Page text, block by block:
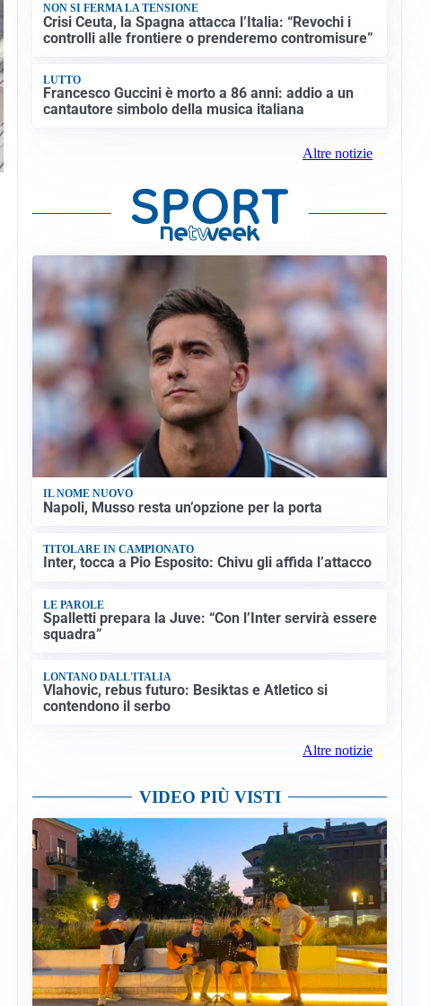
NON SI FERMA LA TENSIONE
Crisi Ceuta, la Spagna attacca l’Italia: “Revochi i
controlli alle frontiere o prenderemo contromisure”
LUTTO
Francesco Guccini è morto a 86 anni: addio a un
cantautore simbolo della musica italiana
Altre notizie
IL NOME NUOVO
Napoli, Musso resta un’opzione per la porta
TITOLARE IN CAMPIONATO
Inter, tocca a Pio Esposito: Chivu gli affida l’attacco
LE PAROLE
Spalletti prepara la Juve: “Con l’Inter servirà essere
squadra”
LONTANO DALL'ITALIA
Vlahovic, rebus futuro: Besiktas e Atletico si
contendono il serbo
Altre notizie
VIDEO PIÙ VISTI